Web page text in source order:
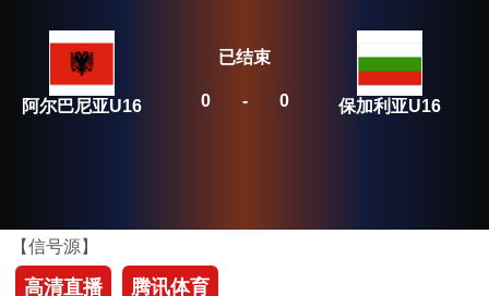
阿尔巴尼亚U16 0 - 0
已结束
保加利亚U16
【信号源】
高清直播 腾讯体育